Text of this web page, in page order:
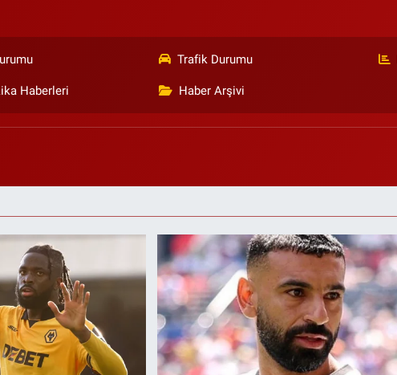
Trafik Durumu
Haberleri Haber Arşivi